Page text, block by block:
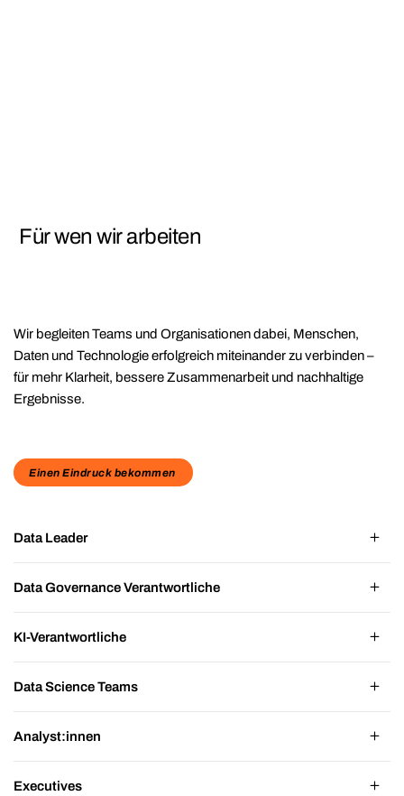
Für wen wir arbeiten
Wir begleiten Teams und Organisationen dabei, Menschen,
Daten und Technologie erfolgreich miteinander zu verbinden –
für mehr Klarheit, bessere Zusammenarbeit und nachhaltige
Ergebnisse.
Einen Eindruck bekommen
Data Leader
Data Governance Verantwortliche
KI-Verantwortliche
Data Science Teams
Analyst:innen
Executives